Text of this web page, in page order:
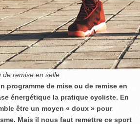
de remise en selle
programme de mise ou de remise en
énergétique la pratique cycliste. En
être un moyen « doux » pour
Mais il nous faut remettre ce sport